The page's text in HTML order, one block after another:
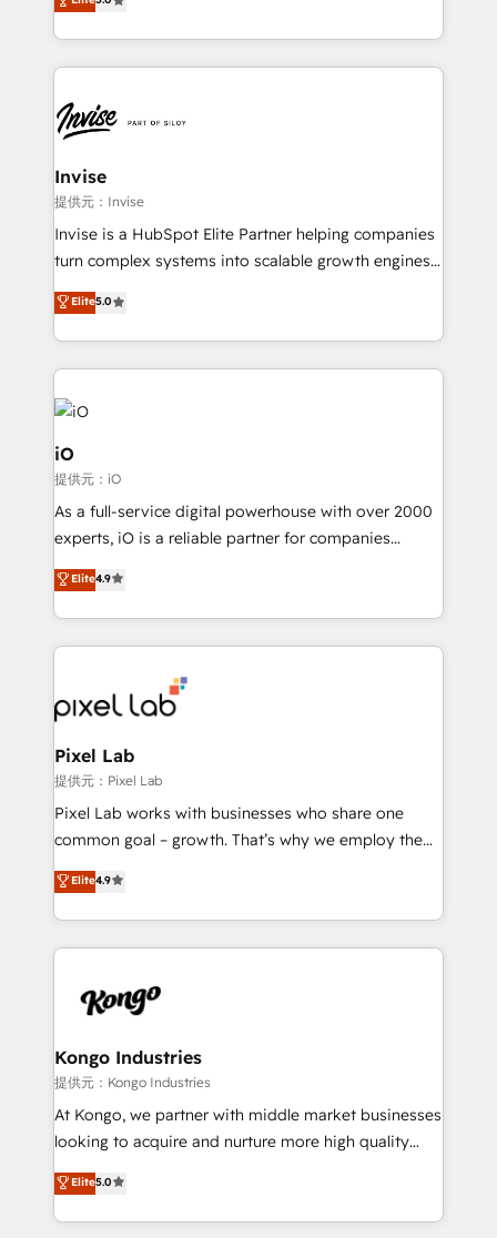
much Benelux companies as possible to be
bespoke approach for every client. Services include
business growth strategies, sales enablement, CRM
set-up, Migrations, Integrations, Enterprise level
Ops Hub Software, inbound marketing strategy,
content strategies, branding, HubSpot CMS,
bespoke web apps and growth driven design
websites. Experienced in helping Global B2B
Manufacturers, Fintech, Professional Services, IT and
SaaS industries.
Invise
提供元：Invise
Invise is a HubSpot Elite Partner helping companies
turn complex systems into scalable growth engines.
We combine strategy, technology and change
management to drive measurable results. As part of
the fast-growing Siloy Group, we unite more than
250+ HubSpot experts across Europe – ready to
build a CRM architecture optimized to support your
business goals. Talk to us if you’re looking to: -
Connect marketing, sales and operations around one
reliable source of truth - Unlock the full value of your
CRM and marketing data, not just implement a
system - Accelerate impact with a partner who
Elite5.0
iO
提供元：iO
As a full-service digital powerhouse with over 2000
experts, iO is a reliable partner for companies
looking to strengthen their position in the fields of
marketing, technology, content, strategy and
creation. iO combines in-depth knowledge on both
the marketing and technology end of HubSpot,
from end-to-end. Teams of marketing specialists,
developers, copywriters and designers work side by
side to meet the specific demands of every client
and project. Dedicated HubSpot teams combine all
skills for HubSpot projects from strategy to
implementation and training. Skilled in-house
complex API integrations with external platforms.
Working from several campuses across Belgium, The
such as Brussels Airport, Volvo, Farmaline, Agilitas,
Streamz and Michelin.
Elite4.9
Pixel Lab
提供元：Pixel Lab
Pixel Lab works with businesses who share one
common goal – growth. That’s why we employ the
latest innovations in disruptive technology in our
approach to web design, sales enablement and
inbound marketing that deliver month-on-month
growth for our client's businesses. These methods
exactly where your marketing budget is being used
and overall revenue to a level not feasible with
traditional methods. If you’re a frustrated marketing
manager or business owner sick of wasting budget
with generic agencies and their outdated methods,
just like yours attract more high-quality leads
throughout each stage of the buying cycle with
Elite4.9
Kongo Industries
提供元：Kongo Industries
At Kongo, we partner with middle market businesses
looking to acquire and nurture more high quality
leads. We use digital media, marketing cloud,
automation and software integration to drive sales
and, deliver clarity on marketing expenditure.
Elite5.0